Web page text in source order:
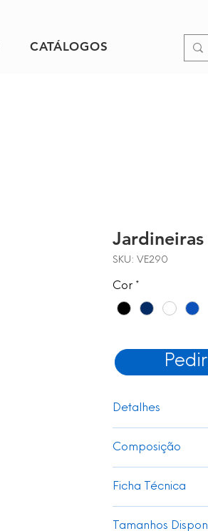
CATÁLOGOS
Jardineiras
SKU: VE290
Cor *
Detalhes
Fivelas de PVC
Cós e
Pinças Costura
1 bolso de
2 bolsos
Composição
Ficha Técnica
Tamanhos